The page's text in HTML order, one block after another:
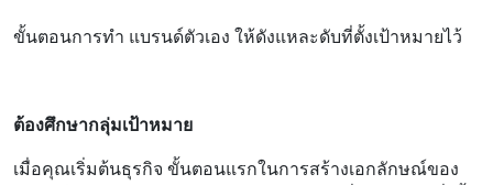
ขั้นตอนการทำ แบรนด์ตัวเอง ให้ดังแหละดับที่ตั้งเป้าหมายไว้
ต้องศึกษากลุ่มเป้าหมาย
เมื่อคุณเริ่มต้นธุรกิจ ขั้นตอนแรกในการสร้างเอกลักษณ์ของ